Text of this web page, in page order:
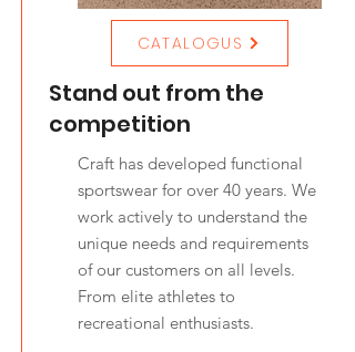
CATALOGUS
Stand out from the
competition
Craft has developed functional
sportswear for over 40 years. We
work actively to understand the
unique needs and requirements
of our customers on all levels.
From elite athletes to
recreational enthusiasts.